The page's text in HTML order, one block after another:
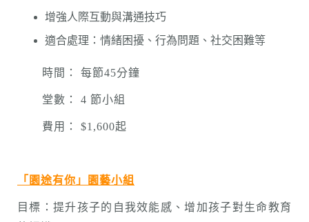
增強人際互動與溝通技巧
適合處理：情緒困擾、行為問題、社交困難等
時間： 每節45分鐘
堂數： 4 節小組
費用： $1,600起
「園途有你」園藝小組
目標：提升孩子的自我效能感、增加孩子對生命教育